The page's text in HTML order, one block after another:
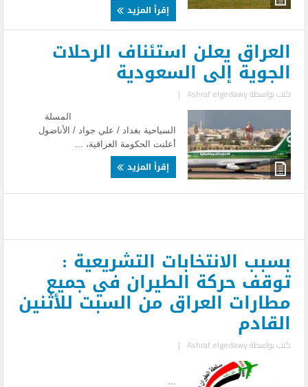
إقرأ المزيد
العراق يعلن استئناف الرحلات
الجوية إلى السعودية
كتب بواسطةAshraf elgedawy
|
المسلة
السياحية بغداد / علي جواد / الأناضول
أعلنت الحكومة العراقية، ...
إقرأ المزيد
بسبب الانتخابات التشريعية :
توقف حركة الطيران في جميع
مطارات العراق من السبت للأثنين
القادم
كتب بواسطةAshraf elgedawy
|